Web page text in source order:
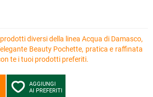
diversi della linea Acqua di Damasco,
Beauty Pochette, pratica e raffinata
te i tuoi prodotti preferiti.
AGGIUNGI
AI PREFERITI